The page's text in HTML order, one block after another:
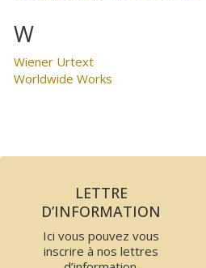
W
Wiener Urtext
Worldwide Works
LETTRE
D’INFORMATION
Ici vous pouvez vous
inscrire à nos lettres